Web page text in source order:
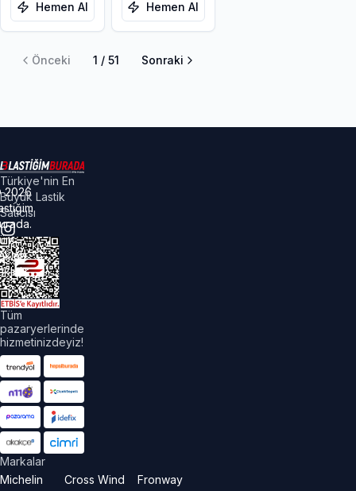
Hemen Al Hemen Al
Önceki 1 / 51 Sonraki
Türkiye'nin En
Büyük Lastik
Satıcısı
Tüm
pazaryerlerinde
hizmetinizdeyiz!
Markalar
Michelin
Cross Wind
Fronway
2026